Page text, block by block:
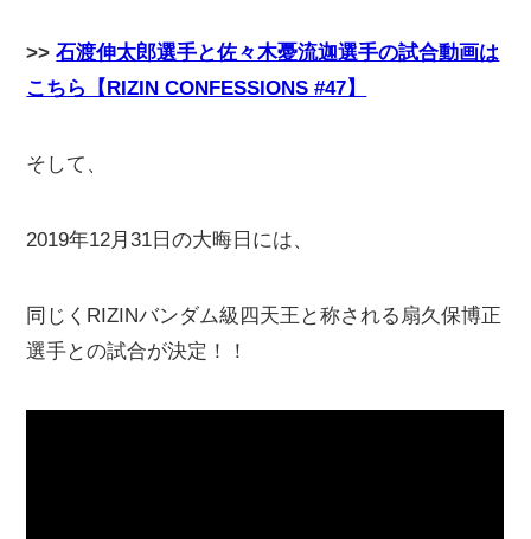
>> 石渡伸太郎選手と佐々木憂流迦選手の試合動画は
こちら【RIZIN CONFESSIONS #47】
そして、
2019年12月31日の大晦日には、
同じくRIZINバンダム級四天王と称される扇久保博正
選手との試合が決定！！